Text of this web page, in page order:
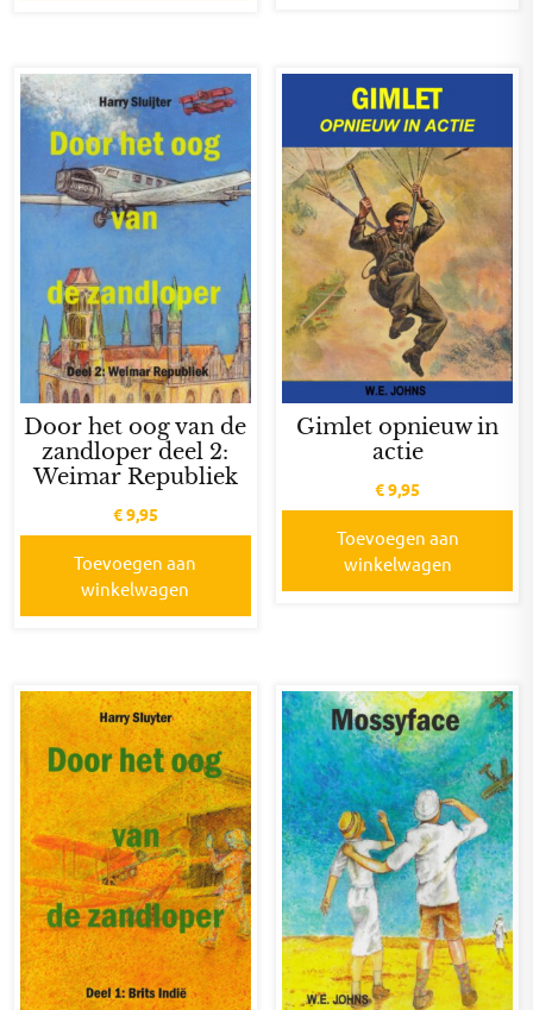
Door het oog van de
zandloper deel 2:
Weimar Republiek
€9,95
Toevoegen aan
winkelwagen
Gimlet opnieuw in
actie
€9,95
Toevoegen aan
winkelwagen